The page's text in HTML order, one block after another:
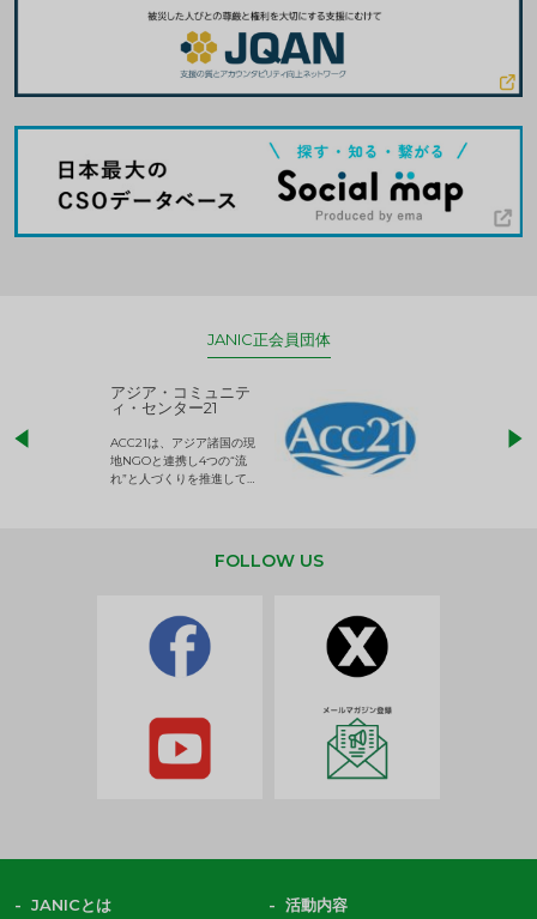
JANIC正会員団体
アジア・コミュニテ
ィ・センター21
ACC21は、アジア諸国の現
地NGOと連携し4つの“流
れ”と人づくりを推進してい
児童労働のない
権利が守られた
FOLLOW US
JANICとは 活動内容